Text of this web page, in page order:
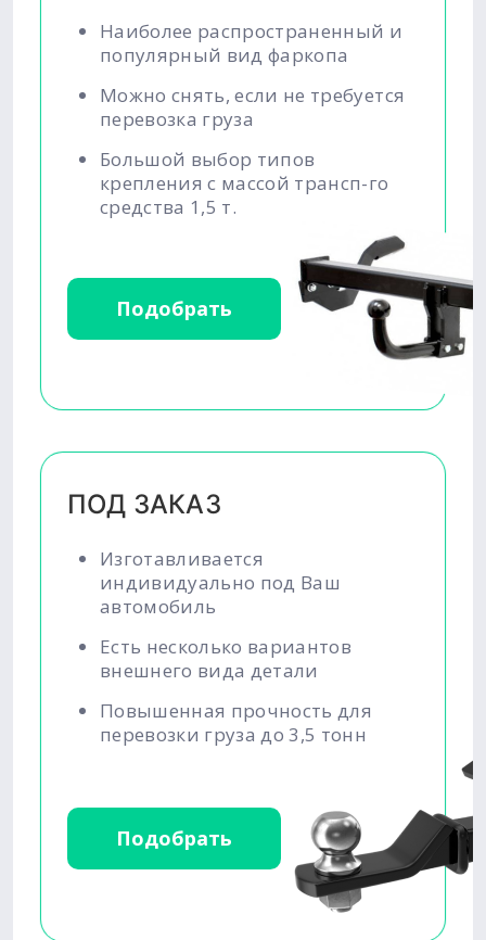
Наиболее распространенный и
популярный вид фаркопа
Можно снять, если не требуется
перевозка груза
Большой выбор типов
крепления с массой трансп-го
средства 1,5 т.
Подобрать
ПОД ЗАКАЗ
Изготавливается
индивидуально под Ваш
автомобиль
Есть несколько вариантов
внешнего вида детали
Повышенная прочность для
перевозки груза до 3,5 тонн
Подобрать